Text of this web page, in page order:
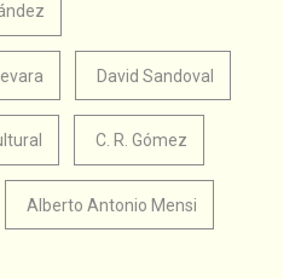
David Sandoval
C. R. Gómez
Alberto Antonio Mensi